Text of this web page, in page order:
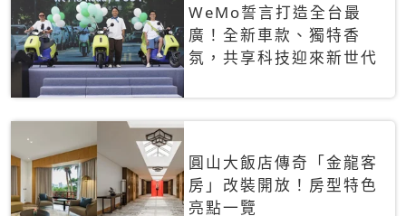
WeMo誓言打造全台最
廣！全新車款、獨特香
氛，共享科技迎來新世代
圓山大飯店傳奇「金龍客
房」改裝開放！房型特色
亮點一覽